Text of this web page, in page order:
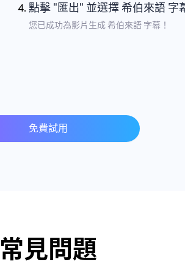
點擊 "匯出" 並選擇 希伯來語 字
您已成功為影片生成 希伯來語 字幕！
免費試用
常見問題